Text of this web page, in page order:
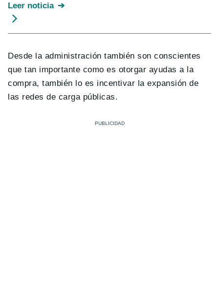
Leer noticia
Desde la administración también son conscientes
que tan importante como es otorgar ayudas a la
compra, también lo es incentivar la expansión de
las redes de carga públicas.